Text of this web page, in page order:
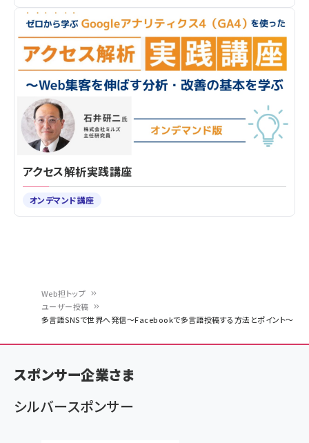
ン
く
ず
Web担トップ
ユーザー投稿
多言語SNSで世界へ発信～Facebookで多言語投稿する方法とポイント～
アクセス解析実践講座
オンデマンド講座
スポンサー企業さま
シルバースポンサー